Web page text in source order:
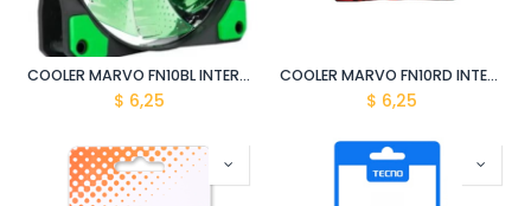
COOLER MARVO FN10BL INTERNO P/ PC
$ 6,25
COOLER MARVO FN10RD INTERNO P/ PC
$ 6,25